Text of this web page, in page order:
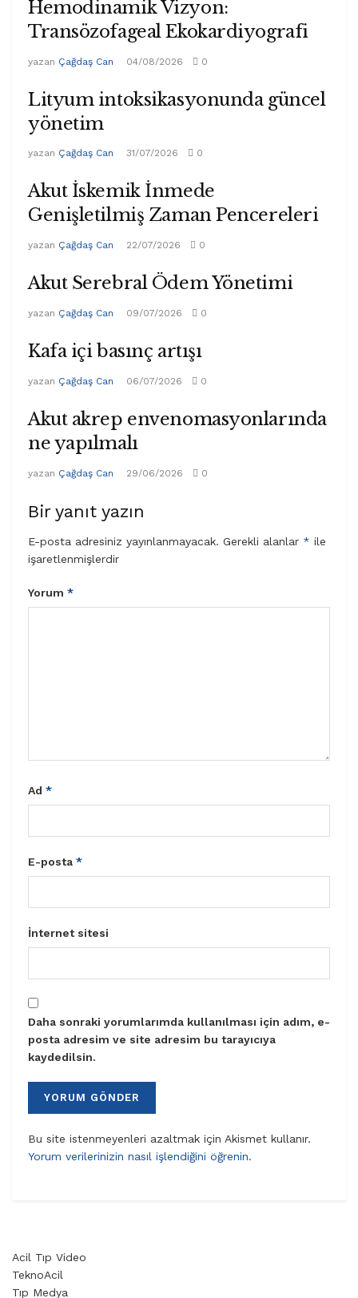
Hemodinamik Vizyon:
Transözofageal Ekokardiyografi
yazan Çağdaş Can 04/08/2026 0
Lityum intoksikasyonunda güncel
yönetim
yazan Çağdaş Can 31/07/2026 0
Akut İskemik İnmede
Genişletilmiş Zaman Pencereleri
yazan Çağdaş Can 22/07/2026 0
Akut Serebral Ödem Yönetimi
yazan Çağdaş Can 09/07/2026 0
Kafa içi basınç artışı
yazan Çağdaş Can 06/07/2026 0
Akut akrep envenomasyonlarında
ne yapılmalı
yazan Çağdaş Can 29/06/2026 0
Bir yanıt yazın
E-posta adresiniz yayınlanmayacak. Gerekli alanlar * ile
işaretlenmişlerdir
Yorum *
Ad *
E-posta *
İnternet sitesi
Daha sonraki yorumlarımda kullanılması için adım, e-
posta adresim ve site adresim bu tarayıcıya
kaydedilsin.
Bu site istenmeyenleri azaltmak için Akismet kullanır.
Yorum verilerinizin nasıl işlendiğini öğrenin.
Acil Tıp Video
TeknoAcil
Tıp Medya